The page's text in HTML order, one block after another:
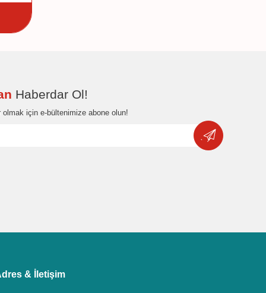
Haberdar Ol!
için e-bültenimize abone olun!
& İletişim